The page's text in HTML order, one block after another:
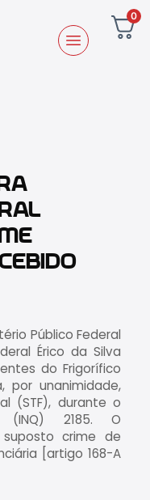
0
Público Federal
Érico da Silva
do Frigorífico
por unanimidade,
(STF), durante o
(INQ) 2185. O
crime de
[artigo 168-A